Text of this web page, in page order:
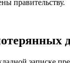
правительству.